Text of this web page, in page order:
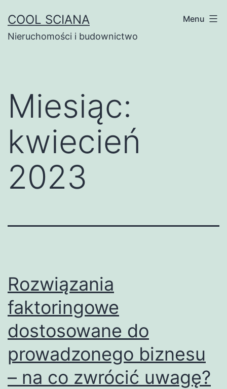
do
treści
COOL SCIANA
Nieruchomości i budownictwo
Menu
Miesiąc:
kwiecień
2023
Rozwiązania
faktoringowe
dostosowane do
prowadzonego biznesu
– na co zwrócić uwagę?